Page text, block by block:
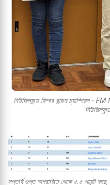
নিউজিল্যান্ড ফিশার রান্ডম চ্যাম্পিয়ন -
সপ্তর্ষি গুপ্ত অপরাজিত থেকে ৫.৫ পয়েন্ট